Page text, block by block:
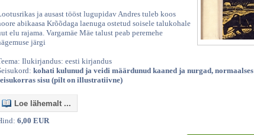
ja ausast tööst lugupidav Andres tuleb koos
abikaasa Krõõdaga laenuga ostetud soisele talukohale
elu rajama. Vargamäe Mäe talust peab peremehe
järgi
Ilukirjandus: eesti kirjandus
kohati kulunud ja veidi määrdunud kaaned ja nurgad, normaalses
sisu (pilt on illustratiivne)
Loe lähemalt ...
6,00 EUR